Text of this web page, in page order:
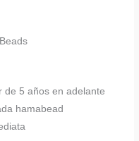
de 5 años en adelante
hamabead